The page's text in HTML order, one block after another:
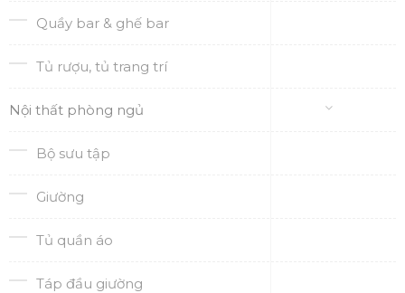
Quầy bar & ghế bar
Tủ rượu, tủ trang trí
Nội thất phòng ngủ
Bộ sưu tập
Giường
Tủ quần áo
Táp đầu giường